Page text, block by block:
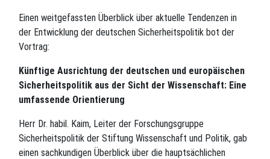
Einen weitgefassten Überblick über aktuelle Tendenzen in
der Entwicklung der deutschen Sicherheitspolitik bot der
Vortrag:
Künftige Ausrichtung der deutschen und europäischen
Sicherheitspolitik aus der Sicht der Wissenschaft: Eine
umfassende Orientierung
Herr Dr. habil. Kaim, Leiter der Forschungsgruppe
Sicherheitspolitik der Stiftung Wissenschaft und Politik, gab
einen sachkundigen Überblick über die hauptsächlichen